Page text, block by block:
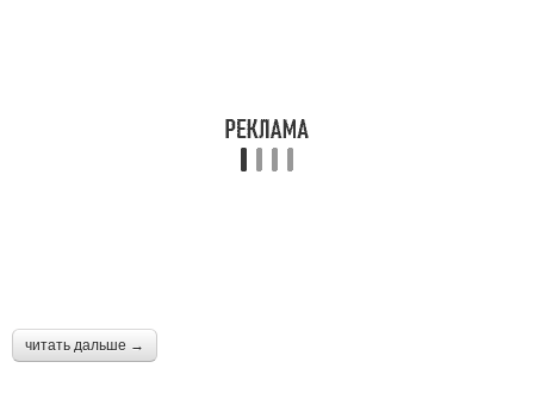
читать дальше →